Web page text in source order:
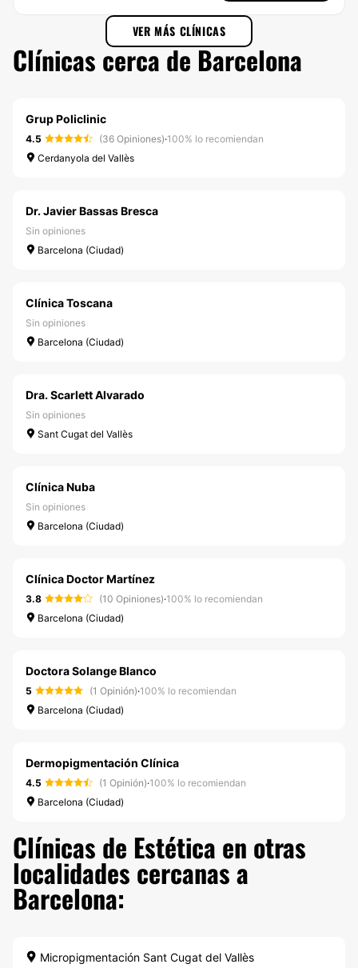
VER MÁS CLÍNICAS
Clínicas cerca de Barcelona
Grup Policlinic
4.5 (36 Opiniones)·100% lo recomiendan
Cerdanyola del Vallès
Dr. Javier Bassas Bresca
Sin opiniones
Barcelona (Ciudad)
Clínica Toscana
Sin opiniones
Barcelona (Ciudad)
Dra. Scarlett Alvarado
Sin opiniones
Sant Cugat del Vallès
Clínica Nuba
Sin opiniones
Barcelona (Ciudad)
Clínica Doctor Martínez
3.8 (10 Opiniones)·100% lo recomiendan
Barcelona (Ciudad)
Doctora Solange Blanco
5 (1 Opinión)·100% lo recomiendan
Barcelona (Ciudad)
Dermopigmentación Clínica
4.5 (1 Opinión)·100% lo recomiendan
Barcelona (Ciudad)
Clínicas de Estética en otras
localidades cercanas a
Barcelona:
Micropigmentación Sant Cugat del Vallès